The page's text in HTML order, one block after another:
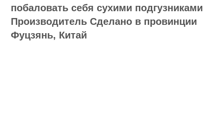
побаловать себя сухими подгузниками
Производитель Сделано в провинции
Фуцзянь, Китай